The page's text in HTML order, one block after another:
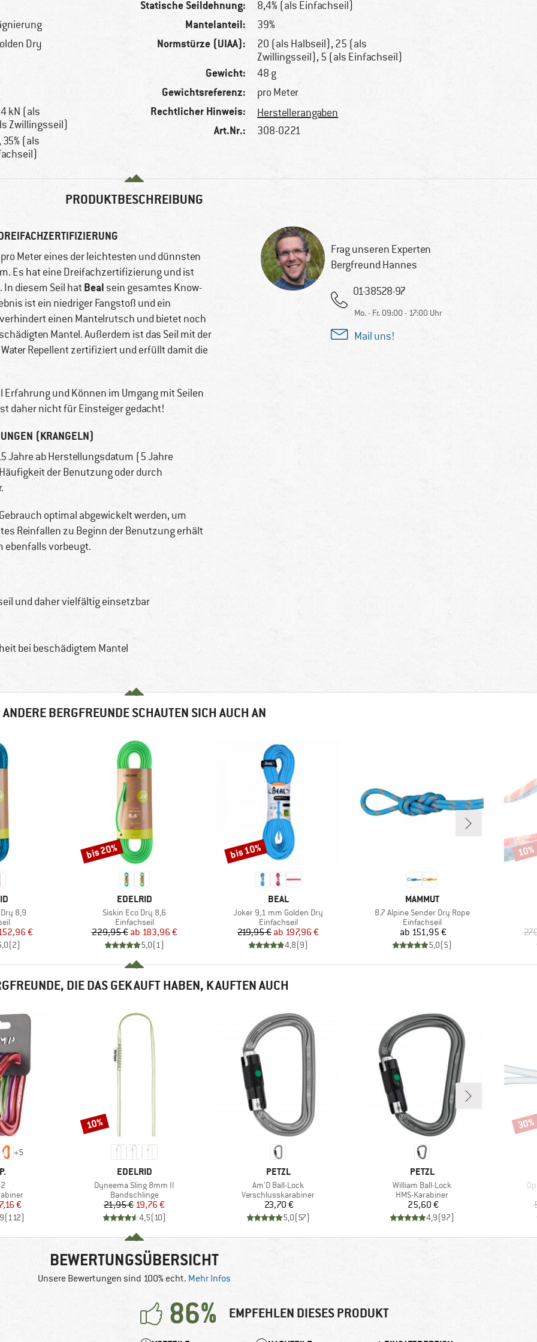
Dry
kN (als
Zwillingsseil)
(als
Statische Seildehnung: 8,4% (als Einfachseil)
Mantelanteil: 39%
Normstürze (UIAA):
20 (als Halbseil), 25 (als
Zwillingsseil), 5 (als Einfachseil)
Gewicht: 48 g
Gewichtsreferenz: pro Meter
Rechtlicher Hinweis: Herstellerangaben
Art.Nr.: 308-0221
PRODUKTBESCHREIBUNG
Meter eines der leichtesten und dünnsten
Es hat eine Dreifachzertifizierung und ist
diesem Seil hat Beal sein gesamtes Know-
ist ein niedriger Fangstoß und ein
verhindert einen Mantelrutsch und bietet noch
Mantel. Außerdem ist das Seil mit der
Water Repellent zertifiziert und erfüllt damit die
und Können im Umgang mit Seilen
daher nicht für Einsteiger gedacht!
(KRANGELN)
Jahre ab Herstellungsdatum (5 Jahre
der Benutzung oder durch
optimal abgewickelt werden, um
Reinfallen zu Beginn der Benutzung erhält
ebenfalls vorbeugt.
und daher vielfältig einsetzbar
bei beschädigtem Mantel
Frag unseren Experten
Bergfreund Hannes
01-38528-97
Mo. - Fr. 09:00 - 17:00 Uhr
Mail uns!
ANDERE BERGFREUNDE SCHAUTEN SICH AUCH AN
8,9
Preis
€
(2)
MARKE
EDELRID
Artikel
Siskin Eco Dry 8,6
Produktgruppe
Einfachseil
Preis
229,95 € reduzierter Preis
ab 183,96 €
5,0(1)
Rabatt
bis 20%
MARKE
BEAL
Artikel
Joker 9,1 mm Golden Dry
Produktgruppe
Einfachseil
Preis
219,95 € reduzierter Preis
ab 197,96 €
4,8(9)
Rabatt
bis 10%
MARKE
MAMMUT
Artikel
8.7 Alpine Sender Dry Rope
Produktgruppe
Einfachseil
Preis
ab 151,95 €
5,0(5)
10%
DIE DAS GEKAUFT HABEN, KAUFTEN AUCH
+5
Preis
7,16 €
(112)
MARKE
EDELRID
Artikel
Dyneema Sling 8mm II
Produktgruppe
Bandschlinge
Preis
21,95 €reduzierter Preis
19,76 €
4,5(10)
Rabatt
10%
MARKE
PETZL
Artikel
Am'D Ball-Lock
Produktgruppe
Verschlusskarabiner
Preis
23,70 €
5,0(57)
MARKE
PETZL
Artikel
William Ball-Lock
Produktgruppe
HMS-Karabiner
Preis
25,60 €
4,9(97)
30%
BEWERTUNGSÜBERSICHT
Unsere Bewertungen sind 100% echt. Mehr Infos
86% EMPFEHLEN DIESES PRODUKT